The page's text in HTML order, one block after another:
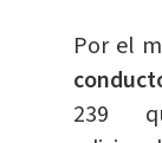
Por el
239